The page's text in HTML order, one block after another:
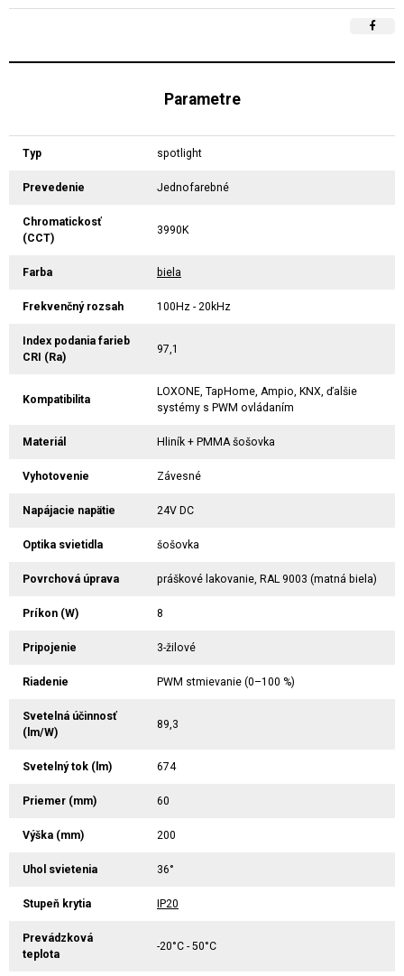
Parametre
Typ spotlight
Prevedenie Jednofarebné
Chromatickosť
(CCT)
3990K
Farba biela
Frekvenčný rozsah 100Hz - 20kHz
Index podania farieb
CRI (Ra)
97,1
Kompatibilita
LOXONE, TapHome, Ampio, KNX, ďalšie
systémy s PWM ovládaním
Materiál Hliník + PMMA šošovka
Vyhotovenie Závesné
Napájacie napätie 24V DC
Optika svietidla šošovka
Povrchová úprava práškové lakovanie, RAL 9003 (matná biela)
Príkon (W) 8
Pripojenie 3-žilové
Riadenie PWM stmievanie (0–100 %)
Svetelná účinnosť
(lm/W)
89,3
Svetelný tok (lm) 674
Priemer (mm) 60
Výška (mm) 200
Uhol svietenia 36°
Stupeň krytia IP20
Prevádzková
teplota
-20°C - 50°C